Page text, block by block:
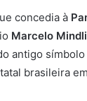
concedia à
Marcelo
antigo símbolo
brasileira